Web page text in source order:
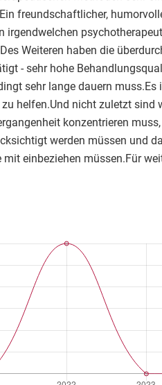
freundschaftlicher,
Weiteren haben die
- sehr hohe
sehr lange dauern
helfen.Und nicht zuletzt sind
konzentrieren
werden müssen und
einbeziehen müssen.Für